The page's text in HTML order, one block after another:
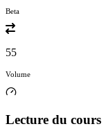
Beta
55
Volume
Lecture du cours